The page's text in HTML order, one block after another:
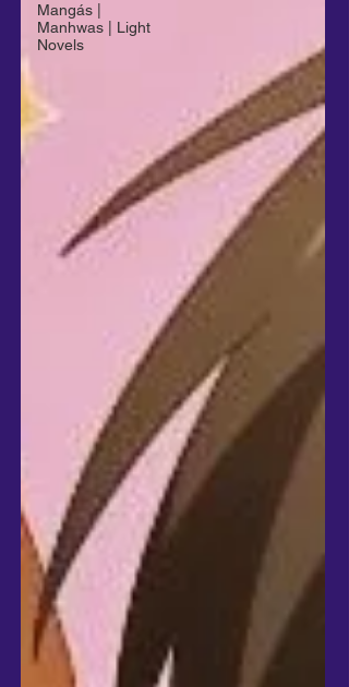
Mangás |
Manhwas | Light
Novels